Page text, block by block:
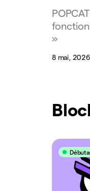
»
8 mai, 2026